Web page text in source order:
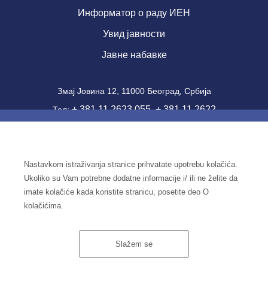
Nastavkom istraživanja stranice prihvatate upotrebu kolačića.
Ukoliko su Vam potrebne dodatne informacije i/ ili ne želite da
imate kolačiće kada koristite stranicu, posetite deo O
kolačićima.
Slažem se
Информатор о раду ИЕН
Увид јавности
Јавне набавке
Змај Јовина 12, 11000 Београд, Србија
Тел:+ 381 11 2623 055,+ 381 11 2622
357
Шифра делатности: 7220
ПИБ: 100039204